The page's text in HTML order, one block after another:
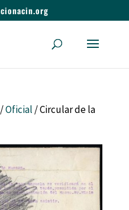
Oficial / Circular de la